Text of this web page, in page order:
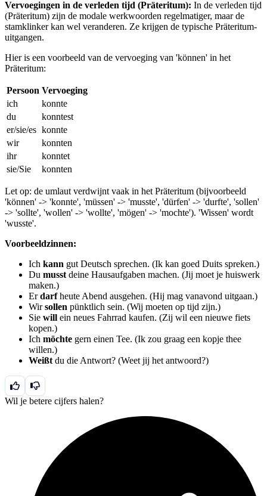
Vervoegingen in de verleden tijd (Präteritum): In de verleden tijd
(Präteritum) zijn de modale werkwoorden regelmatiger, maar de
stamklinker kan wel veranderen. Ze krijgen de typische Präteritum-
uitgangen.
Hier is een voorbeeld van de vervoeging van 'können' in het
Präteritum:
Persoon Vervoeging
ich
konnte
du
konntest
er/sie/es konnte
wir
konnten
ihr
konntet
sie/Sie
konnten
Let op: de umlaut verdwijnt vaak in het Präteritum (bijvoorbeeld
'können' -> 'konnte', 'müssen' -> 'musste', 'dürfen' -> 'durfte', 'sollen'
-> 'sollte', 'wollen' -> 'wollte', 'mögen' -> 'mochte'). 'Wissen' wordt
'wusste'.
Voorbeeldzinnen:
Ich kann gut Deutsch sprechen. (Ik kan goed Duits spreken.)
Du musst deine Hausaufgaben machen. (Jij moet je huiswerk
maken.)
Erdarfheute Abend ausgehen. (Hij mag vanavond uitgaan.)
Wirsollen pünktlich sein. (Wij moeten op tijd zijn.)
Sie will ein neues Fahrrad kaufen. (Zij wil een nieuwe fiets
kopen.)
Ich möchte gern einen Tee. (Ik zou graag een kopje thee
willen.)
Weißt du die Antwort? (Weet jij het antwoord?)
Wil je betere cijfers halen?